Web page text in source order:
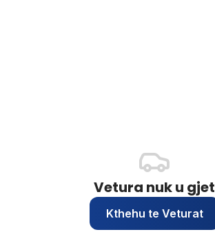
Vetura nuk u gjet
Kthehu te Veturat